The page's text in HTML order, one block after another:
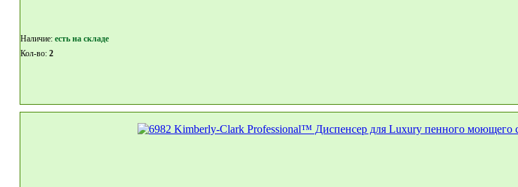
Наличие: eсть на складе
Кол-во: 2